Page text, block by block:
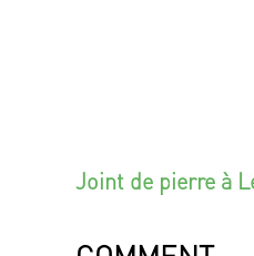
Joint de pierre à